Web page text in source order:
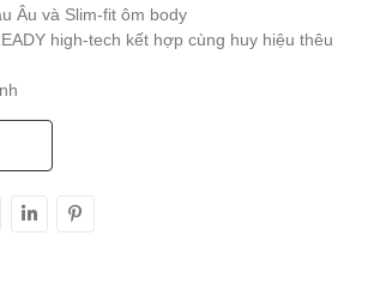
Âu và Slim-fit ôm body
high-tech kết hợp cùng huy hiệu thêu